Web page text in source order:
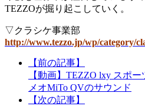
TEZZOが掘り起こしていく。
▽クラシケ事業部
http://www.tezzo.jp/wp/category/
【前の記事】
【動画】TEZZO lxy スポ
メオMiTo QVのサウンド
【次の記事】